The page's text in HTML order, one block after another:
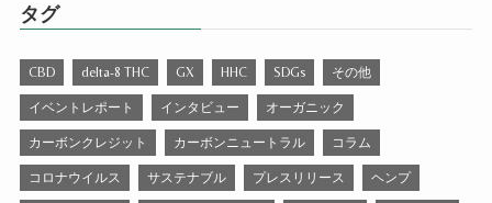
タグ
CBD delta-8 THC GX HHC SDGs その他
イベントレポート インタビュー オーガニック
カーボンクレジット カーボンニュートラル コラム
コロナウイルス サステナブル プレスリリース ヘンプ